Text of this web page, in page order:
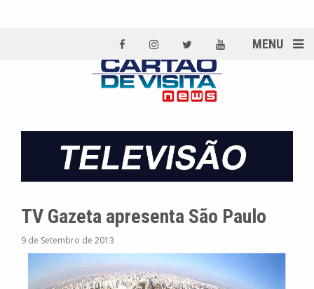
MENU
TV Gazeta apresenta São Paulo
9 de Setembro de 2013